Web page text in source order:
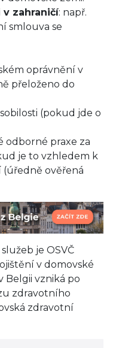
v zahraničí: např.
smlouva se
oprávnění v
přeloženo do
(pokud jde o
odborné praxe za
je to vzhledem k
ověřená
je OSVČ
v domovské
Belgii vzniká po
zdravotního
zdravotní